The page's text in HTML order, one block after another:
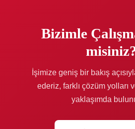
Bizimle
İşimize geniş bir bakış
ederiz, farklı çözüm yolları
yaklaşımda